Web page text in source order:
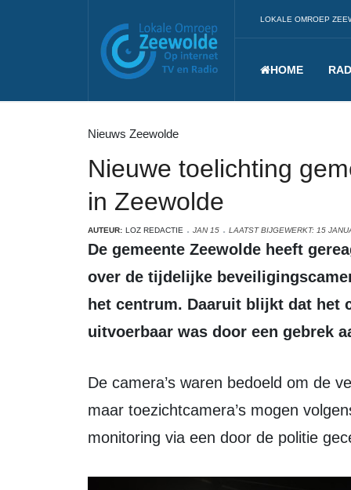
LOKALE OMROEP
HOME
Nieuws Zeewolde
Nieuwe toelichting
in Zeewolde
AUTEUR: LOZ REDACTIE JAN 15 LAATST BIJGEWERKT: 15
De gemeente Zeewolde heeft gereageerd op vragen van Leefbaar Zeewolde
over de tijdelijke
het centrum. Daaruit blijkt dat het
uitvoerbaar was door een gebrek
De camera’s waren bedoeld om de veiligheid en openbare orde te versterken,
maar toezichtcamera’s mogen
monitoring via een door de politie